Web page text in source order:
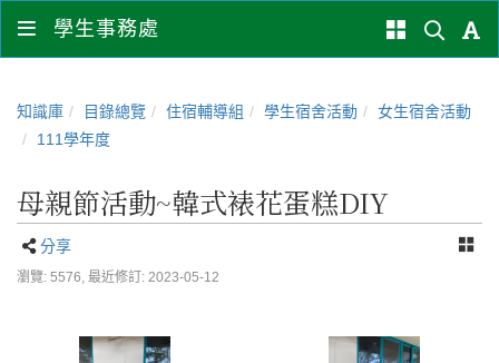
學生事務處
知識庫 目錄總覽 住宿輔導組 學生宿舍活動
女生宿舍活動
111學年度
母親節活動~韓式裱花蛋糕DIY
分享
瀏覽: 5576, 最近修訂: 2023-05-12